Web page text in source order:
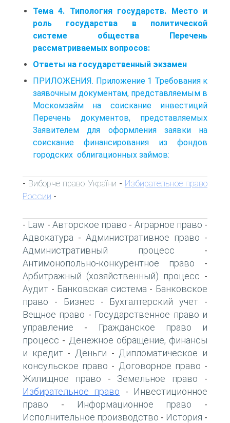
Тема 4. Типология государств. Место и
роль государства в политической
системе общества Перечень
рассматриваемых вопросов:
Ответы на государственный экзамен
ПРИЛОЖЕНИЯ. Приложение 1 Требования к
заявочным документам, представляемым в
Москомзайм на соискание инвестиций
Перечень документов, представляемых
Заявителем для оформления заявки на
соискание финансирования из фондов
городских облигационных займов:
- Виборче право України - Избирательное право
России -
- Law - Авторское право - Аграрное право -
Адвокатура - Административное право -
Административный процесс -
Антимонопольно-конкурентное право -
Арбитражный (хозяйственный) процесс -
Аудит - Банковская система - Банковское
право - Бизнес - Бухгалтерский учет -
Вещное право - Государственное право и
управление -
Гражданское право и
процесс - Денежное обращение, финансы
и кредит- Деньги - Дипломатическое и
консульское право - Договорное право -
Жилищное право - Земельное право -
Избирательное право -
Инвестиционное
право - Информационное право -
Исполнительное производство - История -